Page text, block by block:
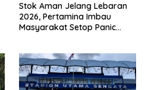
Stok Aman Jelang Lebaran
2026, Pertamina Imbau
Masyarakat Setop Panic